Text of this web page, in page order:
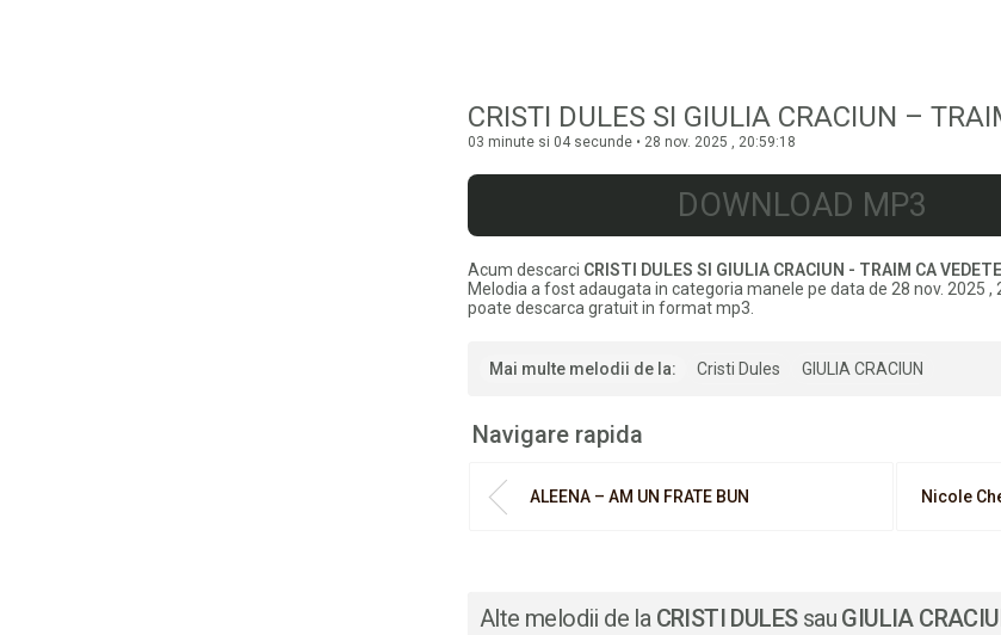
03 minute si 04 secunde • 28 nov. 2025 , 20:59:18
DOWNLOAD MP3
Acum descarci CRISTI DULES SI GIULIA CRACIUN - TRAIM CA
Melodia a fost adaugata in categoria manele pe data de 28 nov. 2025 ,
poate descarca gratuit in format mp3.
Mai multe melodii de la: Cristi Dules GIULIA CRACIUN
Navigare rapida
ALEENA – AM UN FRATE BUN Nicole
Alte melodii de la CRISTI DULESsau GIULIA